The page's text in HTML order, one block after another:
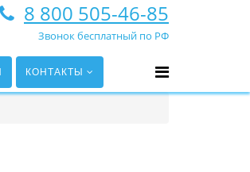
8 800 505-46-85
Звонок бесплатный по РФ
КОНТАКТЫ